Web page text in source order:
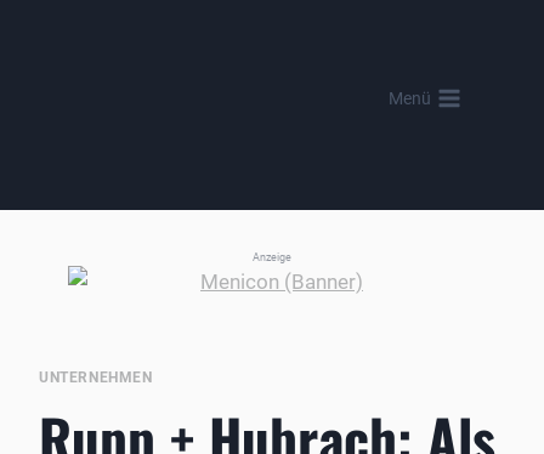
Menü
Anzeige
UNTERNEHMEN
Rupp + Hubrach: Als